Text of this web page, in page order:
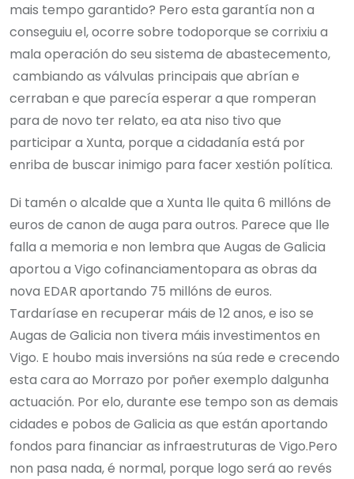
mais tempo garantido? Pero esta garantía non a
conseguiu el, ocorre sobre todoporque se corrixiu a
mala operación do seu sistema de abastecemento,
cambiando as válvulas principais que abrían e
cerraban e que parecía esperar a que romperan
para de novo ter relato, ea ata niso tivo que
participar a Xunta, porque a cidadanía está por
enriba de buscar inimigo para facer xestión política.
Di tamén o alcalde que a Xunta lle quita 6 millóns de
euros de canon de auga para outros. Parece que lle
falla a memoria e non lembra que Augas de Galicia
aportou a Vigo cofinanciamentopara as obras da
nova EDAR aportando 75 millóns de euros.
Tardaríase en recuperar máis de 12 anos, e iso se
Augas de Galicia non tivera máis investimentos en
Vigo. E houbo mais inversións na súa rede e crecendo
esta cara ao Morrazo por poñer exemplo dalgunha
actuación. Por elo, durante ese tempo son as demais
cidades e pobos de Galicia as que están aportando
fondos para financiar as infraestruturas de Vigo.Pero
non pasa nada, é normal, porque logo será ao revés